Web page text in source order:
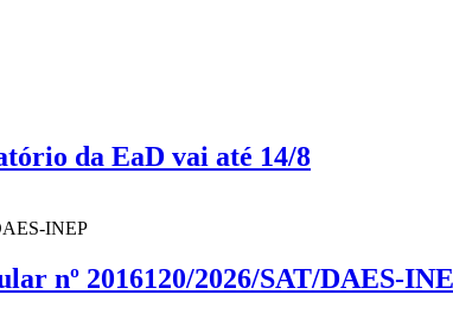
da EaD vai até 14/8
nº 2016120/2026/SAT/DAES-